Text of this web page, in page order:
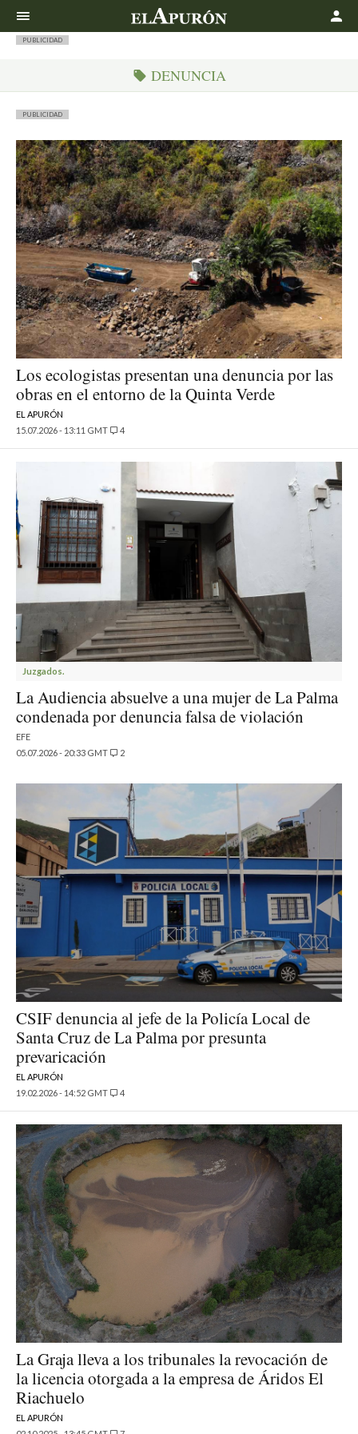
PUBLICIDAD
DENUNCIA
PUBLICIDAD
Los ecologistas presentan una denuncia por las
obras en el entorno de la Quinta Verde
EL APURÓN
15.07.2026 - 13:11 GMT
4
Juzgados.
La Audiencia absuelve a una mujer de La Palma
condenada por denuncia falsa de violación
EFE
05.07.2026 - 20:33 GMT
2
CSIF denuncia al jefe de la Policía Local de
Santa Cruz de La Palma por presunta
prevaricación
EL APURÓN
19.02.2026 - 14:52 GMT
4
La Graja lleva a los tribunales la revocación de
la licencia otorgada a la empresa de Áridos El
Riachuelo
EL APURÓN